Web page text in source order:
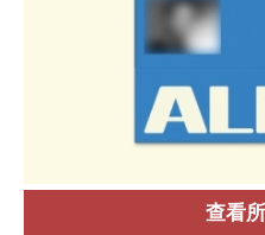
查看